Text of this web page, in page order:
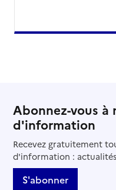
Abonnez-vous
d'information
Recevez gratuitement
d'information :
S'abonner